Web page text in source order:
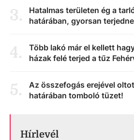
3.
Hatalmas területen ég a
határában, gyorsan
4.
Több lakó már el kellett
házak felé terjed a tűz
5.
Az összefogás erejével
határában tomboló tüzet!
Hírlevél